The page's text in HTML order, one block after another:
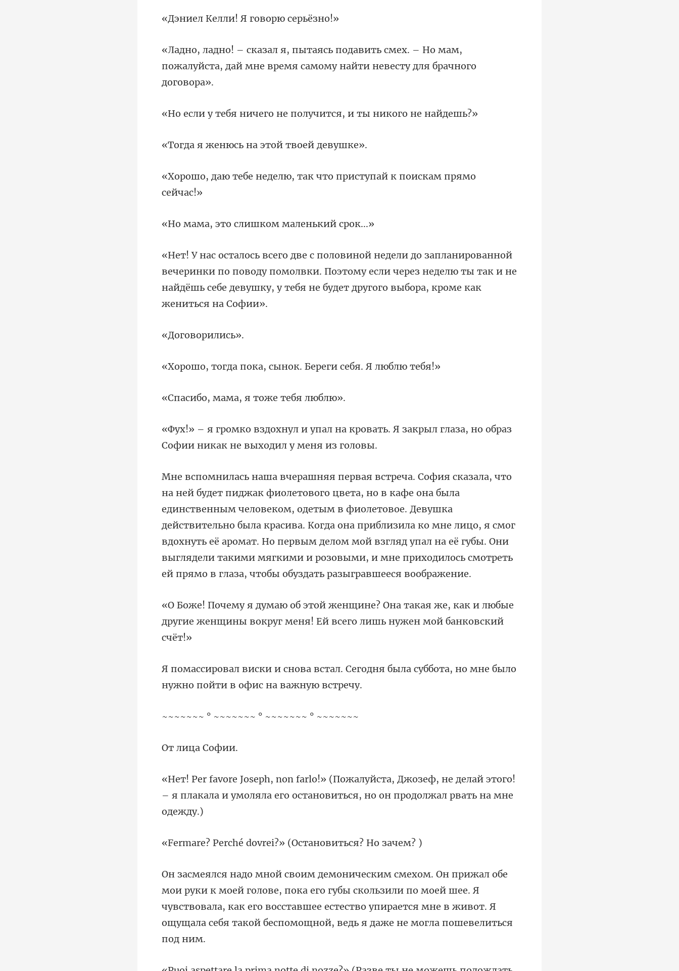
ли! Я говор
смех. – Но мам,
пожалуйста, дай мне время
го не получится, и т
сь на этой тв
лю, так что приступай
слишком мале
ринки по поводу помолвки. Поэтому если через неделю ты так и не
найдёшь с
ворил
а, сынок. Береги с
ама, я тоже
кровать. Я закрыл глаза, но образ
Соф
м, одетым в фиолетовое. Девушка
действительно была красива. Когда она приблизила ко мне лицо, я смог
вдохнуть её аромат. Но первым делом мой взгл
такая же, как и любые
другие женщины вокруг м
Сегодня была суббота, но мне было
~~~~~ ° ~~~~
ица
Джозеф, не делай этого!
– я плакала и умоляла его
dovrei?» (Останов
ока его губы скользили по моей шее. Я
чувствовала, как его восставшее естество упирается